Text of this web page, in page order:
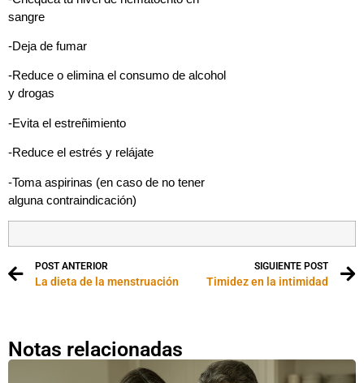
sangre
-Deja de fumar
-Reduce o elimina el consumo de alcohol
y drogas
-Evita el estreñimiento
-Reduce el estrés y relájate
-Toma aspirinas (en caso de no tener
alguna contraindicación)
POST ANTERIOR
La dieta de la menstruación
SIGUIENTE POST
Timidez en la intimidad
Notas relacionadas